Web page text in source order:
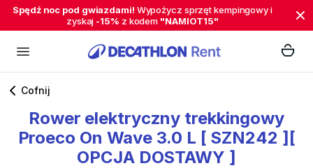
Spędź noc pod gwiazdami! Wypożycz sprzęt kempingowy i
zyskaj -15% z kodem "NAMIOT15"
Cofnij
Rower elektryczny trekkingowy
Proeco On Wave 3.0 L [ SZN242 ][
OPCJA DOSTAWY ]